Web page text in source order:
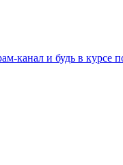
канал и будь в курсе